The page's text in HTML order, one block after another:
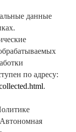
данные
по адресу:
.